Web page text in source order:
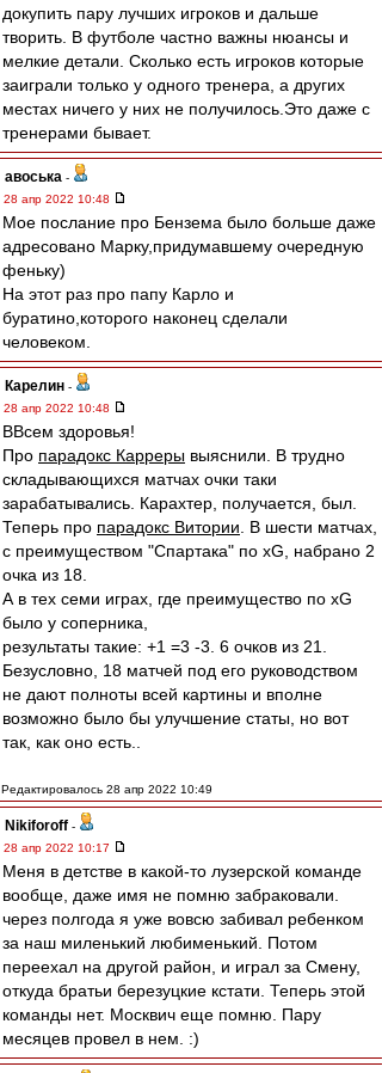
докупить пару лучших игроков и дальше
творить. В футболе частно важны нюансы и
мелкие детали. Сколько есть игроков которые
заиграли только у одного тренера, а других
местах ничего у них не получилось.Это даже с
тренерами бывает.
авоська -
28 апр 2022 10:48
Мое послание про Бензема было больше даже
адресовано Марку,придумавшему очередную
феньку)
На этот раз про папу Карло и
буратино,которого наконец сделали
человеком.
Карелин -
28 апр 2022 10:48
ВВсем здоровья!
Про парадокс Карреры выяснили. В трудно
складывающихся матчах очки таки
зарабатывались. Карахтер, получается, был.
Теперь про парадокс Витории . В шести матчах,
с преимуществом "Спартака" по xG, набрано 2
очка из 18.
А в тех семи играх, где преимущество по xG
было у соперника,
результаты такие: +1 =3 -3. 6 очков из 21.
Безусловно, 18 матчей под его руководством
не дают полноты всей картины и вполне
возможно было бы улучшение статы, но вот
так, как оно есть..
Редактировалось 28 апр 2022 10:49
Nikiforoff -
28 апр 2022 10:17
Меня в детстве в какой-то лузерской команде
вообще, даже имя не помню забраковали.
через полгода я уже вовсю забивал ребенком
за наш миленький любименький. Потом
переехал на другой район, и играл за Смену,
откуда братьи березуцкие кстати. Теперь этой
команды нет. Москвич еще помню. Пару
месяцев провел в нем. :)